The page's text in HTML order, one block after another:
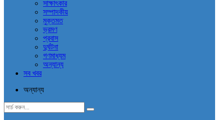
সাক্ষাৎকার
সম্পাদকীয়
মুক্তমত
ভ্রমণ
প্রবাস
দুর্ঘটনা
গণমাধ্যম
অন্যান্য
সব খবর
অন্যান্য